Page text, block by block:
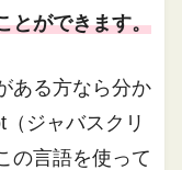
とができます。
ある方なら分か
ジャバスクリ
の言語を使って